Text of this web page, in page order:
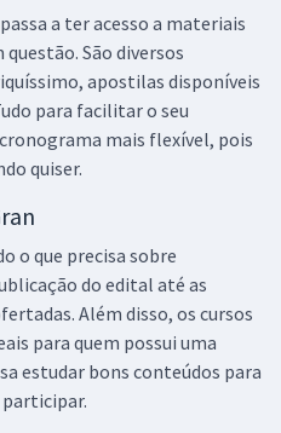
a ter acesso a materiais
São diversos
apostilas disponíveis
para facilitar o seu
mais flexível, pois
quiser.
o que precisa sobre
do edital até as
Além disso, os cursos
para quem possui uma
estudar bons conteúdos para
participar.